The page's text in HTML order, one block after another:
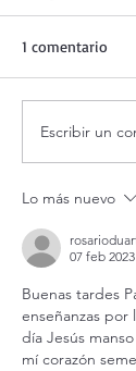
Curso
54)
parte).
1 comentario
Escribir un
Lo más nuevo
07 feb 2023
Buenas tardes
enseñanzas por
día Jesús
mí corazón